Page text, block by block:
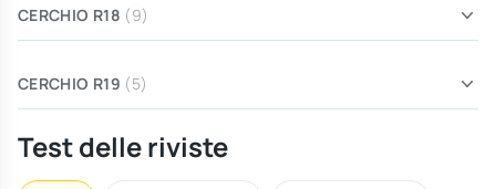
CERCHIO R18 (9)
CERCHIO R19 (5)
Test delle riviste